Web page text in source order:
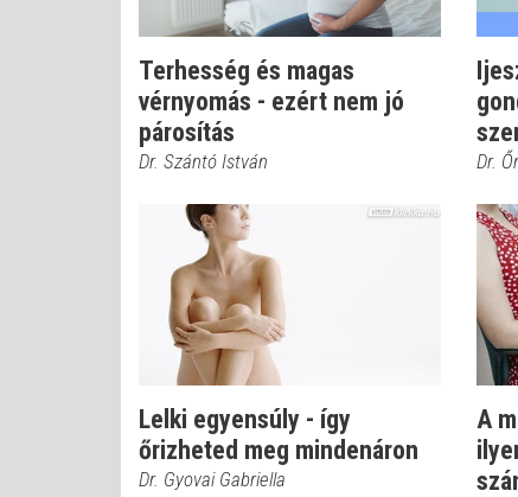
Terhesség és magas
vérnyomás - ezért nem jó
párosítás
Dr. Szántó István Dr.
Lelki egyensúly - így
őrizheted meg mindenáron
Dr. Gyovai Gabriella
A